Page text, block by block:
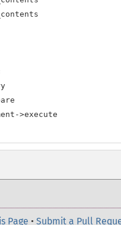
>execute
Page • Submit a Pull